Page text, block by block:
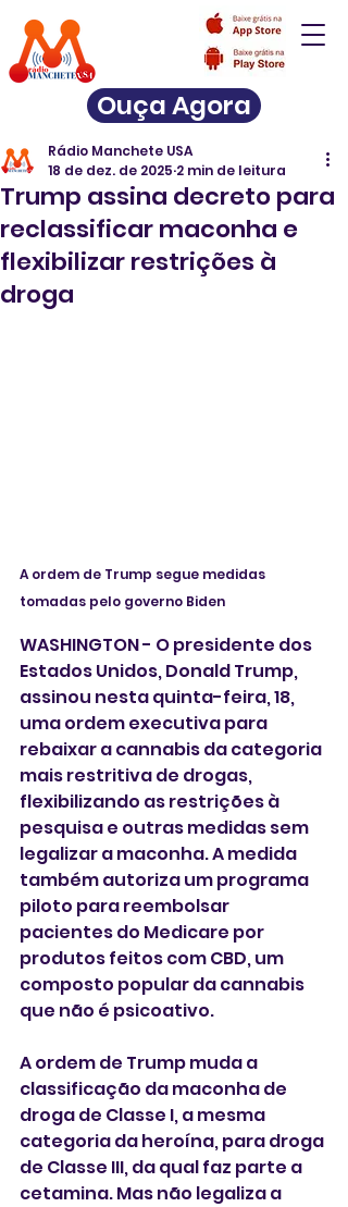
Ouça Agora
Trump assina decreto para
reclassificar maconha e
flexibilizar restrições à
droga
Rádio Manchete USA
18 de dez. de 2025 2 min de leitura
A ordem de Trump segue medidas
tomadas pelo governo Biden
WASHINGTON - O presidente dos
Estados Unidos, Donald Trump,
assinou nesta quinta-feira, 18,
uma ordem executiva para
rebaixar a cannabis da categoria
mais restritiva de drogas,
flexibilizando as restrições à
pesquisa e outras medidas sem
legalizar a maconha. A medida
também autoriza um programa
piloto para reembolsar
pacientes do Medicare por
produtos feitos com CBD, um
composto popular da cannabis
que não é psicoativo.
A ordem de Trump muda a
classificação da maconha de
droga de Classe I, a mesma
categoria da heroína, para droga
de Classe III, da qual faz parte a
cetamina. Mas não legaliza a